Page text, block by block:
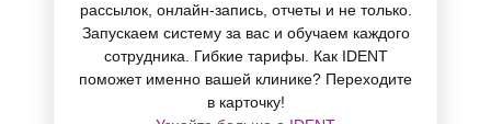
рассылок, онлайн-запись, отчеты и не только.
Запускаем систему за вас и обучаем каждого
сотрудника. Гибкие тарифы. Как IDENT
поможет именно вашей клинике? Переходите
в карточку!